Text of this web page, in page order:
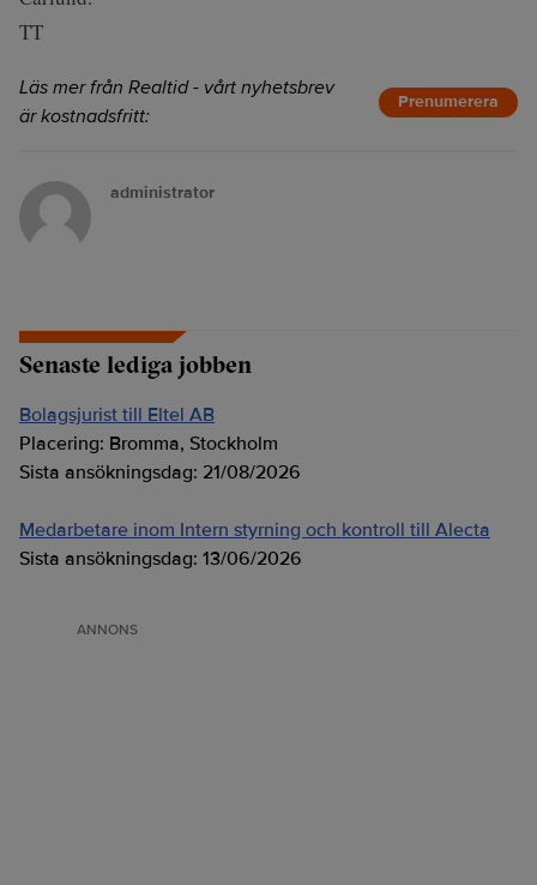
TT
Läs mer från Realtid - vårt nyhetsbrev
är kostnadsfritt:
Prenumerera
administrator
Senaste lediga jobben
Bolagsjurist till Eltel AB
Placering: Bromma, Stockholm
Sista ansökningsdag: 21/08/2026
Medarbetare inom Intern styrning och kontroll till Alecta
Sista ansökningsdag: 13/06/2026
ANNONS